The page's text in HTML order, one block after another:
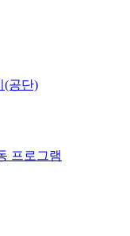
(공단)
프로그램